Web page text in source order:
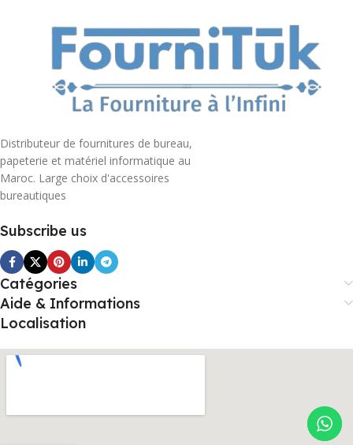
Distributeur de fournitures de bureau,
papeterie et matériel informatique au
Maroc. Large choix d'accessoires
bureautiques
Subscribe us
Catégories
Aide & Informations
Localisation